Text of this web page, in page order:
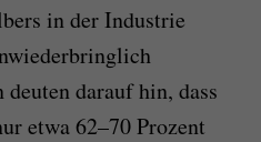
in der Industrie
deuten darauf hin, dass
etwa 62–70 Prozent